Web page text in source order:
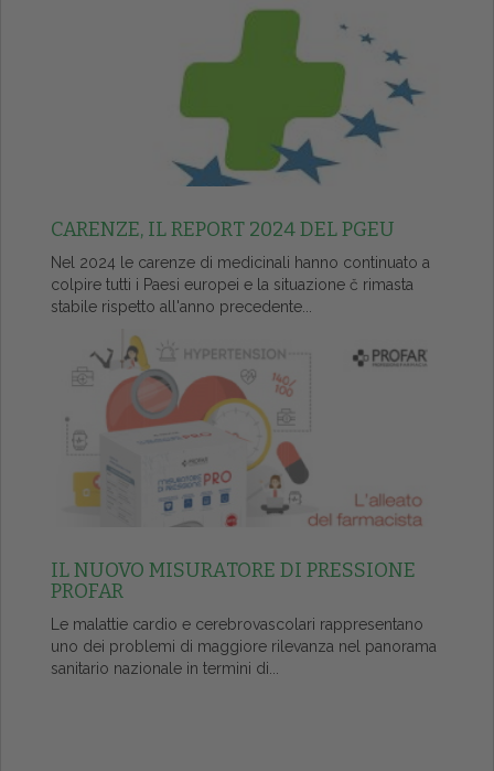
CARENZE, IL REPORT 2024 DEL PGEU
Nel 2024 le carenze di medicinali hanno continuato a
colpire tutti i Paesi europei e la situazione č rimasta
stabile rispetto all'anno precedente...
IL NUOVO MISURATORE DI PRESSIONE
PROFAR
Le malattie cardio e cerebrovascolari rappresentano
uno dei problemi di maggiore rilevanza nel panorama
sanitario nazionale in termini di...